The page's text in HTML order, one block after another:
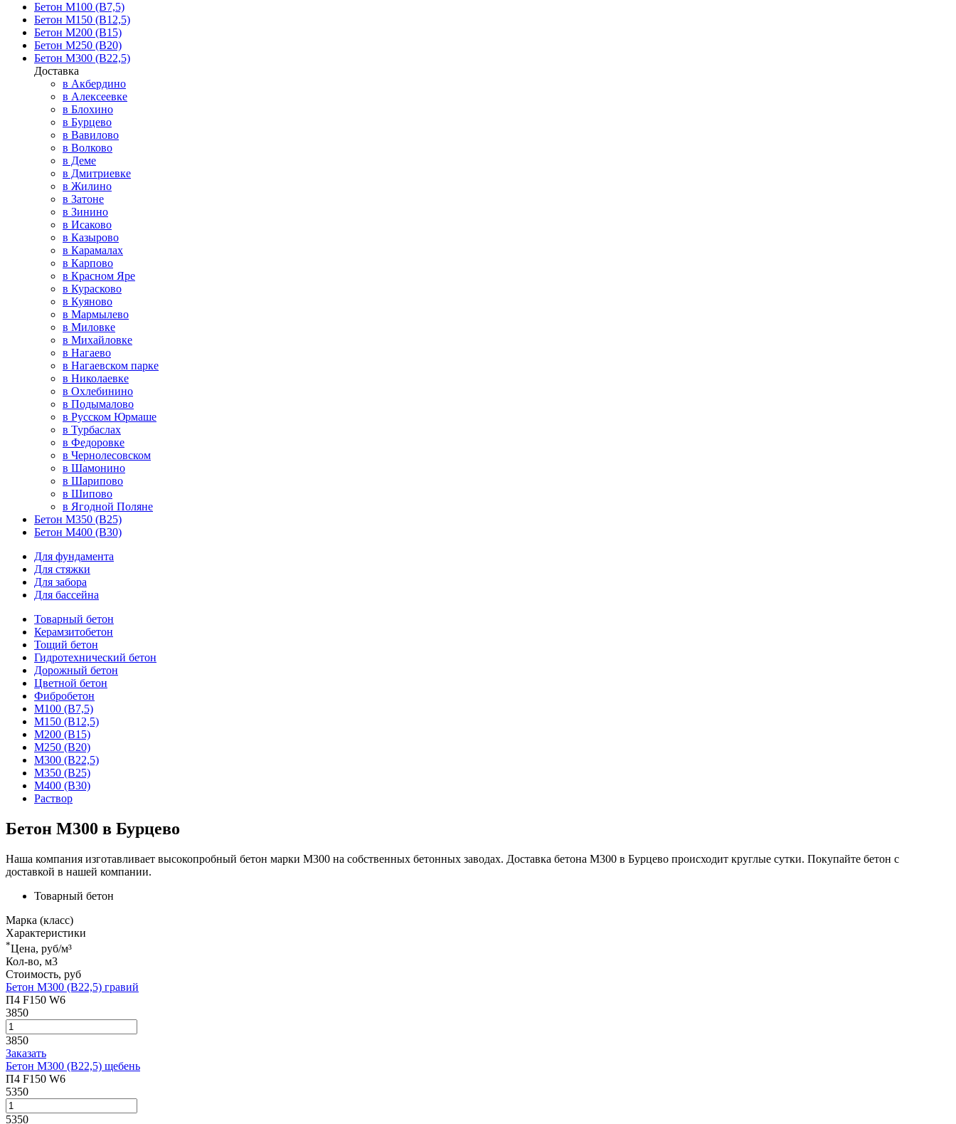
Бетон М100 (В7,5)
Бетон М150 (В12,5)
Бетон М200 (В15)
Бетон М250 (В20)
Бетон М300 (В22,5)
Доставка
в Акбердино
в Алексеевке
в Блохино
в Бурцево
в Вавилово
в Волково
в Деме
в Дмитриевке
в Жилино
в Затоне
в Зинино
в Исаково
в Казырово
в Карамалах
в Карпово
в Красном Яре
в Курасково
в Куяново
в Мармылево
в Миловке
в Михайловке
в Нагаево
в Нагаевском парке
в Николаевке
в Охлебинино
в Подымалово
в Русском Юрмаше
в Турбаслах
в Федоровке
в Чернолесовском
в Шамонино
в Шарипово
в Шипово
в Ягодной Поляне
Бетон М350 (В25)
Бетон М400 (В30)
Для фундамента
Для стяжки
Для забора
Для бассейна
Товарный бетон
Керамзитобетон
Тощий бетон
Гидротехнический бетон
Дорожный бетон
Цветной бетон
Фибробетон
М100 (В7,5)
М150 (В12,5)
М200 (В15)
М250 (В20)
М300 (В22,5)
М350 (В25)
М400 (В30)
Раствор
Бетон М300 в Бурцево
Наша компания изготавливает высокопробный бетон марки М300 на собственных бетонных заводах. Доставка бетона М300 в Бурцево происходит круглые сутки. Покупайте бетон с
доставкой в нашей компании.
Товарный бетон
Марка (класс)
Характеристики
*Цена, руб/м³
Кол-во, м3
Стоимость, руб
Бетон М300 (В22,5) гравий
П4 F150 W6
3850
3850
Заказать
Бетон М300 (В22,5) щебень
П4 F150 W6
5350
5350